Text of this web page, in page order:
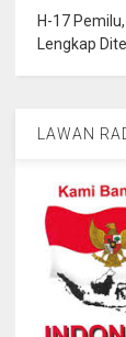
H-17
Lengkap
LAWAN